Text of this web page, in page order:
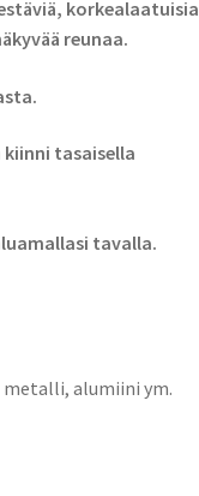
korkealaatuisia
reunaa.
tasaisella
tavalla.
alumiini ym.